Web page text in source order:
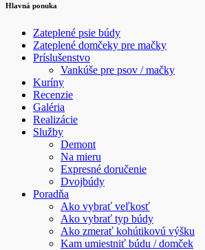
Hlavná ponuka
Zateplené psie búdy
Zateplené domčeky pre mačky
Príslušenstvo
Vankúše pre psov / mačky
Kuríny
Recenzie
Galéria
Realizácie
Služby
Demont
Na mieru
Expresné doručenie
Dvojbúdy
Poradňa
Ako vybrať veľkosť
Ako vybrať typ búdy
Ako zmerať kohútikovú výšku
Kam umiestniť búdu / domček